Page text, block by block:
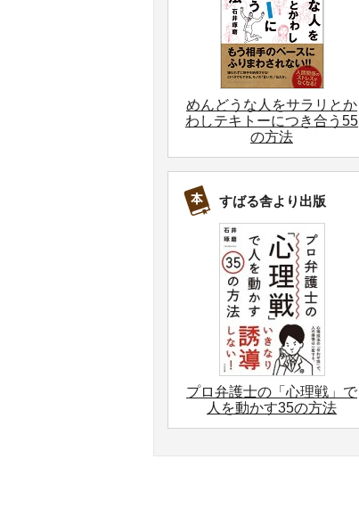
めんどうな人をサラリとか
わしテキトーにつき合う55
の方法
すばる舎より出版
プロ弁護士の「心理戦」で
人を動かす35の方法